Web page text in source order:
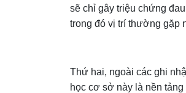
sẽ chỉ gây triệu chứng
trong đó vị trí thường gặp
Thứ hai, ngoài các ghi
học cơ sở này là nền